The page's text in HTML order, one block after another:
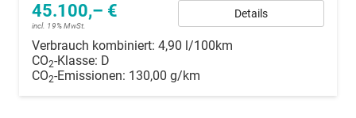
45.100,– €
incl. 19% MwSt.
Details
Verbrauch kombiniert: 4,90 l/100km
CO2-Klasse: D
CO2-Emissionen: 130,00 g/km